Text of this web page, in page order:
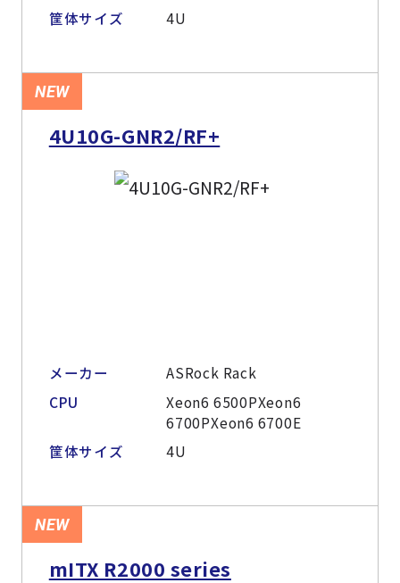
筐体サイズ
4U
NEW
4U10G-GNR2/RF+
メーカー
ASRock Rack
CPU
Xeon6 6500PXeon6
6700PXeon6 6700E
筐体サイズ
4U
NEW
mITX R2000 series